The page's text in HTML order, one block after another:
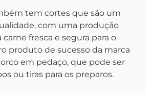
tem cortes que são um
com uma produção
fresca e segura para o
produto de sucesso da marca
em pedaço, que pode ser
ou tiras para os preparos.